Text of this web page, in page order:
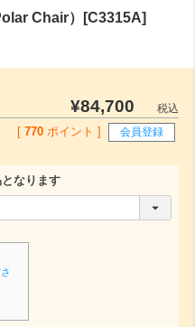
Chair）[C3315A]
¥84,700
税込
770 ポイント ] 会員登録
なります